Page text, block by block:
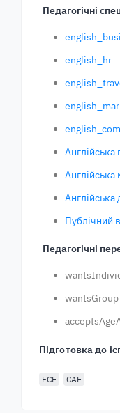
Педагогічні
english_hr
Англійська
Англійська
Англійська
Публічний
Педагогічні
wantsGroup
Підготовка до
FCE CAE